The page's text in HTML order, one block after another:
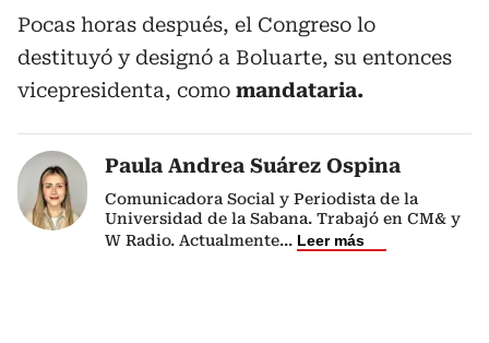
Pocas horas después, el Congreso lo
destituyó y designó a Boluarte, su entonces
vicepresidenta, como mandataria.
Paula Andrea Suárez Ospina
Comunicadora Social y Periodista de la
Universidad de la Sabana. Trabajó en CM& y
W Radio. Actualmente... Leer más